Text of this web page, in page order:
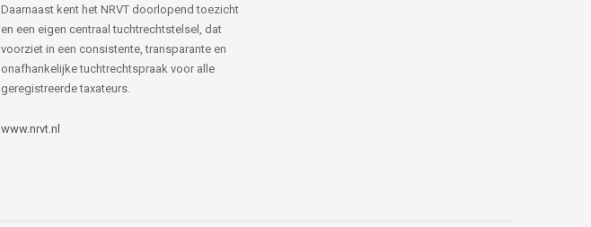
Daarnaast kent het NRVT doorlopend toezicht
en een eigen centraal tuchtrechtstelsel, dat
voorziet in een consistente, transparante en
onafhankelijke tuchtrechtspraak voor alle
geregistreerde taxateurs.
www.nrvt.nl